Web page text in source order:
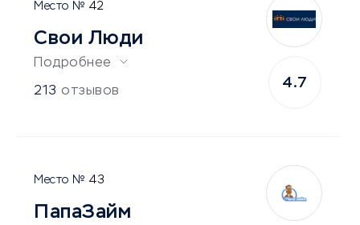
42
Свои Люди
Подробнее
213 отзывов
4.7
43
ПапаЗайм